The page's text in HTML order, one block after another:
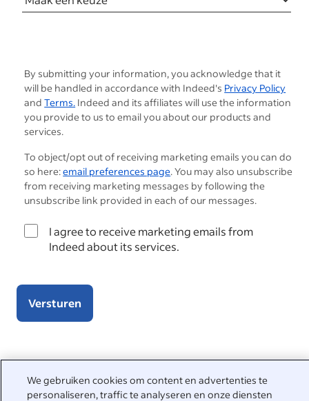
We gebruiken cookies om content en advertenties te
personaliseren, traffic te analyseren en onze diensten
By submitting your information, you acknowledge that it
will be handled in accordance with Indeed's Privacy Policy
andTerms. Indeed and its affiliates will use the information
you provide to us to email you about our products and
services.
To object/opt out of receiving marketing emails you can do
so here:email preferences page. You may also unsubscribe
from receiving marketing messages by following the
unsubscribe link provided in each of our messages.
I agree to receive marketing emails from
Indeed about its services.
Versturen
We helpen je graag